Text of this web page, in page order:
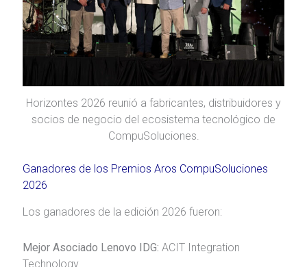
Horizontes 2026 reunió a fabricantes, distribuidores y
socios de negocio del ecosistema tecnológico de
CompuSoluciones.
Ganadores de los Premios Aros CompuSoluciones
2026
Los ganadores de la edición 2026 fueron:
Mejor Asociado Lenovo IDG: ACIT Integration
Technology